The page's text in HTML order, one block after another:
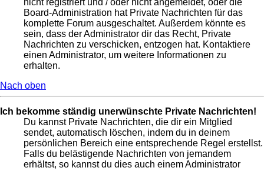
nicht registriert und / oder nicht angemeldet, oder die
Board-Administration hat Private Nachrichten für das
komplette Forum ausgeschaltet. Außerdem könnte es
sein, dass der Administrator dir das Recht, Private
Nachrichten zu verschicken, entzogen hat. Kontaktiere
einen Administrator, um weitere Informationen zu
erhalten.
Nach oben
Ich bekomme ständig unerwünschte Private Nachrichten!
Du kannst Private Nachrichten, die dir ein Mitglied
sendet, automatisch löschen, indem du in deinem
persönlichen Bereich eine entsprechende Regel erstellst.
Falls du belästigende Nachrichten von jemandem
erhältst, so kannst du dies auch einem Administrator